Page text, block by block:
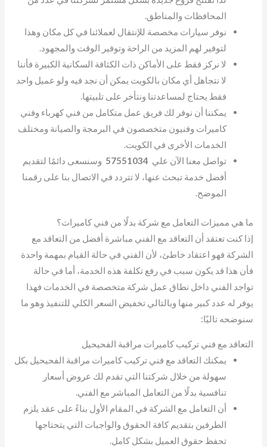
المحافظات والمناطق.
نوفر سيارات مخصصة للإنتقال لعملائنا في كل مكان وهذا
لتوفير لهم المزيد من الراحة وتوفير الوقت والمجهود.
لا نركز فقط على الأماكن ذات الكثافة السكانية الكبيرة فأننا
لا نتجاهل أي مكان بالكويت يمكن أن نجد فيه ولو عميل واحد
فقط يحتاج لمساعدتنا ونتأخر على تلبيتها.
يمكننا أن نوفر لك فريق عمل متكامل من فني كهرباء وفني
كاميرات وفنيون متخصصون في البرمجة والصيانة ومختلف
الخدمات الأخرى في الكويت.
تواصل معنا الآن علي 57551034 وسنسعى دائمًا لتقديم
أفضل خدمة تبحث عنها، لا تتردد في الاتصال بنا على رقمنا
الموضح.
ما هي مميزات التعامل مع شركة بدلًا من فني كاميرات؟
إذا كنت تعتقد أن التعاقد مع الفني مباشرة أفضل من التعاقد مع
الشركة فهو اعتقاد خاطئ، لأن الفني في حالة القيام بمهمة واحدة
فأن هذا قد يكون سبب في رفع تكلفة هذه الخدمة، أما في حالة
تواجد الفني داخل نطاق عمل شركة متخصصة في الخدمات فهذا
يوفر له عدد كبير منها وبالتالي تخفيض السعر الكلي للتنفيذ وهو ما
سنوضحه تاليًا:
التعاقد مع فني تركيب كاميرات مراقبة الفحيحيل
يمكنك التعاقد مع فني تركيب كاميرات مراقبة الفحيحيل بكل
سهولة من خلال شركتنا التي تقدم لك عروض أسعار
تنافسية بدلًا من التعامل المباشر مع الفني.
أن التعامل مع الشركة في المقام الأول بناءً على عقد يلزم
الطرفين بتقديم كافة الحقوق والواجبات التي يتحتاجها
تحفظ حقوق العميل بشكل كامل.